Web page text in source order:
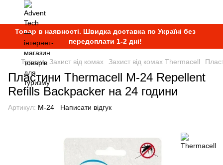
Товар в наявності. Швидка доставка по Україні без
передоплати 1-2 дні!
Туризм Захист від комах Захист від комах Thermacell
Пластини Thermacell M-24 Repellent
Refills Backpacker на 24 години
Артикул: M-24 Написати відгук